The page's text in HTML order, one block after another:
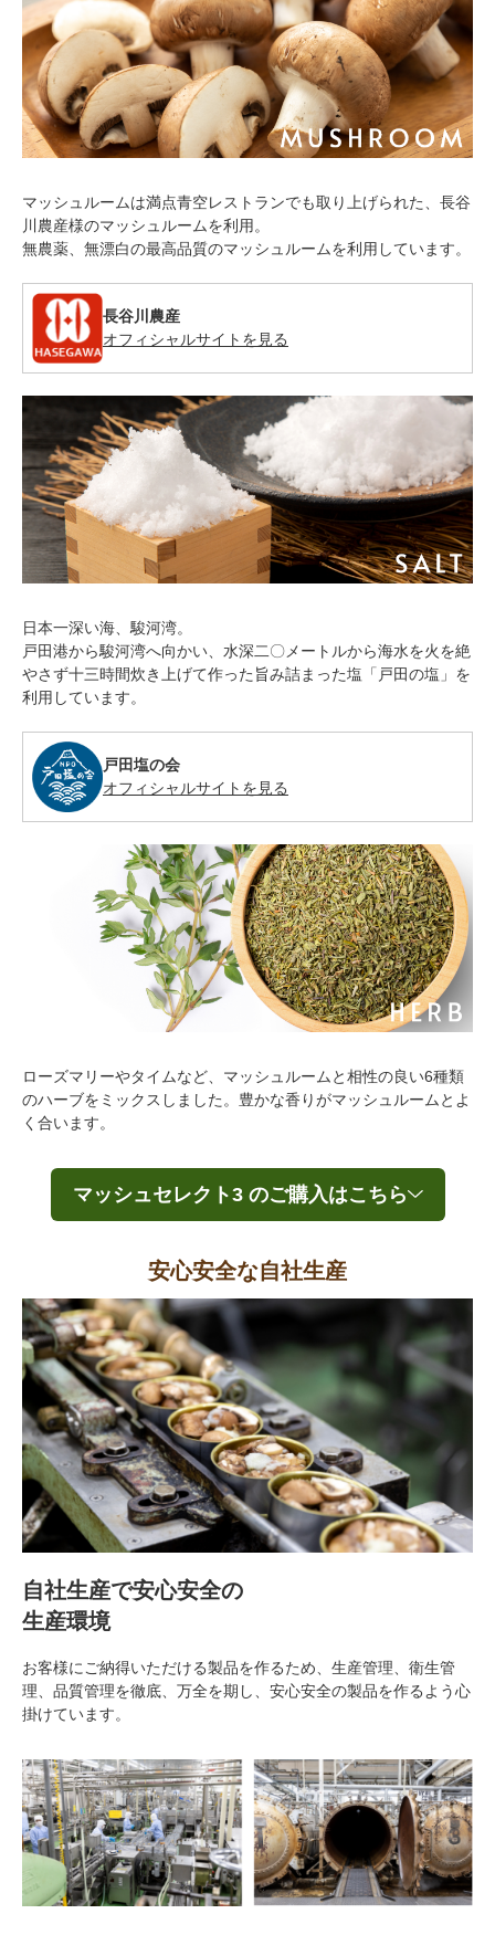
マッシュルームは満点青空レストランでも取り上げられた、長谷
川農産様のマッシュルームを利用。
無農薬、無漂白の最高品質のマッシュルームを利用しています。
長谷川農産
オフィシャルサイトを見る
日本一深い海、駿河湾。
戸田港から駿河湾へ向かい、水深二〇メートルから海水を火を絶
やさず十三時間炊き上げて作った旨み詰まった塩「戸田の塩」を
利用しています。
戸田塩の会
オフィシャルサイトを見る
ローズマリーやタイムなど、マッシュルームと相性の良い6種類
のハーブをミックスしました。豊かな香りがマッシュルームとよ
く合います。
マッシュセレクト3 のご購入はこちら
安心安全な自社生産
自社生産で安心安全の
生産環境
お客様にご納得いただける製品を作るため、生産管理、衛生管
理、品質管理を徹底、万全を期し、安心安全の製品を作るよう心
掛けています。